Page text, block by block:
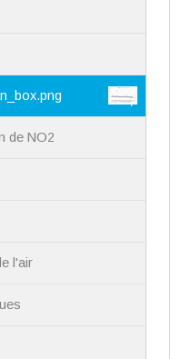
de NO2
l'air